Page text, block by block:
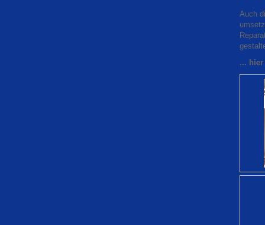
Auch
...